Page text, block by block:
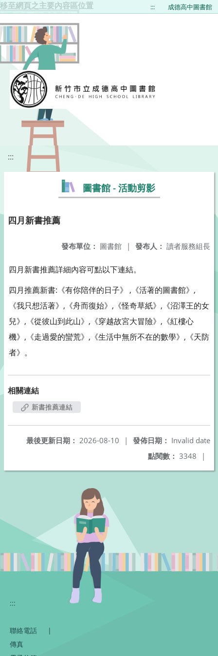
移至網頁之主要內容區位置 ::: 成德高中圖書館
:::
圖書館 - 活動剪影
四月新書推薦
發布人： 讀者服務組長
發布單位： 圖書館 |
四月新書推薦詳細內容可點以下連結。
四月推薦新書:《有你陪伴的日子》 ,《活著的圖書館》,
《我只想活著》,《舟而復始》,《怪奇草紙》,《沼澤王的女
兒》,《從彼山到此山》,《穿越故宮大冒險》,《紅樓心
機》,《走過愛的蠻荒》,《生活中無所不在的數學》,《天防
者》。
相關連結
新書推薦連結
發佈日期： Invalid date
最後更新日期： 2026-08-10
|
點閱數： 3348 |
:::
聯絡電話
|
傳真